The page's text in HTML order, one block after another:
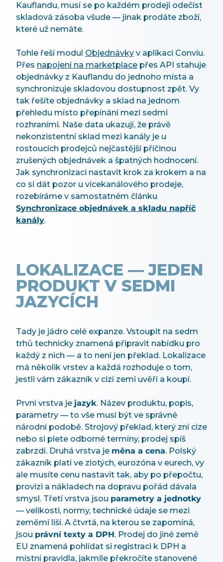
Kauflandu, musí se po každém prodeji odečíst
skladová zásoba všude — jinak prodáte zboží,
které už nemáte.
Tohle řeší modul Objednávky v aplikaci Conviu.
Přes napojení na marketplace přes API stahuje
objednávky z Kauflandu do jednoho místa a
synchronizuje skladovou dostupnost zpět. Vy
tak řešíte objednávky a sklad na jednom
přehledu místo přepínání mezi sedmi
rozhraními. Naše data ukazují, že právě
nekonzistentní sklad mezi kanály je u
rostoucích prodejců nejčastější příčinou
zrušených objednávek a špatných hodnocení.
Jak synchronizaci nastavit krok za krokem a na
co si dát pozor u vícekanálového prodeje,
rozebíráme v samostatném článku
Synchronizace objednávek a skladu napříč
kanály.
LOKALIZACE — JEDEN
PRODUKT V SEDMI
JAZYCÍCH
Tady je jádro celé expanze. Vstoupit na sedm
trhů technicky znamená připravit nabídku pro
každý z nich — a to není jen překlad. Lokalizace
má několik vrstev a každá rozhoduje o tom,
jestli vám zákazník v cizí zemi uvěří a koupí.
První vrstva je jazyk. Název produktu, popis,
parametry — to vše musí být ve správné
národní podobě. Strojový překlad, který zní cize
nebo si plete odborné termíny, prodej spíš
zabrzdí. Druhá vrstva je měna a cena. Polský
zákazník platí ve zlotých, eurozóna v eurech, vy
ale musíte cenu nastavit tak, aby po přepočtu,
provizi a nákladech na dopravu pořád dávala
smysl. Třetí vrstva jsou parametry a jednotky
— velikosti, normy, technické údaje se mezi
zeměmi liší. A čtvrtá, na kterou se zapomíná,
jsou právní texty a DPH. Prodej do jiné země
EU znamená pohlídat si registraci k DPH a
místní pravidla, jakmile překročíte stanovené